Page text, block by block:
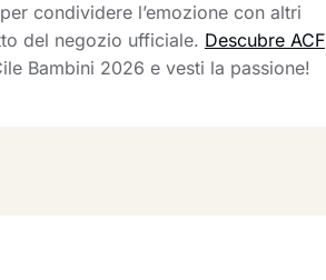
condividere l’emozione con altri
del negozio ufficiale. Descubre ACF
Bambini 2026 e vesti la passione!